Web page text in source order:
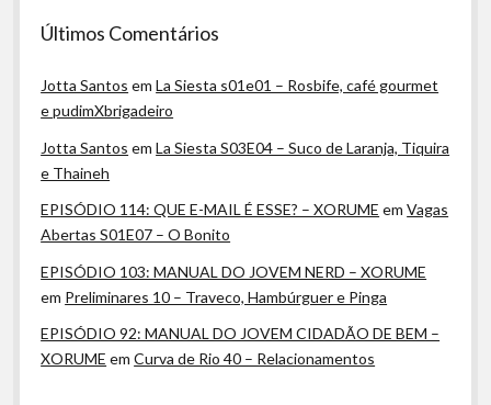
Últimos Comentários
Jotta Santos emLa Siesta s01e01 – Rosbife, café gourmet
e pudimXbrigadeiro
Jotta Santos emLa Siesta S03E04 – Suco de Laranja, Tiquira
e Thaineh
EPISÓDIO 114: QUE E-MAIL É ESSE? – XORUME emVagas
Abertas S01E07 – O Bonito
EPISÓDIO 103: MANUAL DO JOVEM NERD – XORUME
em Preliminares 10 – Traveco, Hambúrguer e Pinga
EPISÓDIO 92: MANUAL DO JOVEM CIDADÃO DE BEM –
XORUME emCurva de Rio 40 – Relacionamentos